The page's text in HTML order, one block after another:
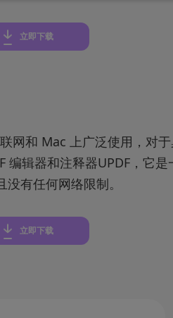
立即下载
网和 Mac 上广泛使用，对
编辑器和注释器UPDF，它是
有任何网络限制。
立即下载